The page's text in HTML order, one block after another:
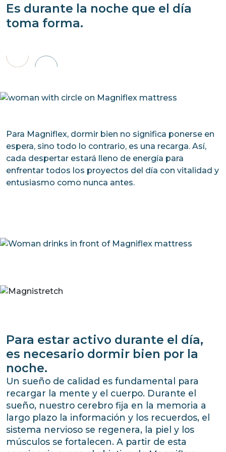
Es durante la noche que el día
toma forma.
Para Magniflex, dormir bien no significa ponerse en
espera, sino todo lo contrario, es una recarga. Así,
cada despertar estará lleno de energía para
enfrentar todos los proyectos del día con vitalidad y
entusiasmo como nunca antes.
Para estar activo durante el día,
es necesario dormir bien por la
noche.
Un sueño de calidad es fundamental para
recargar la mente y el cuerpo. Durante el
sueño, nuestro cerebro fija en la memoria a
largo plazo la información y los recuerdos, el
sistema nervioso se regenera, la piel y los
músculos se fortalecen. A partir de esta